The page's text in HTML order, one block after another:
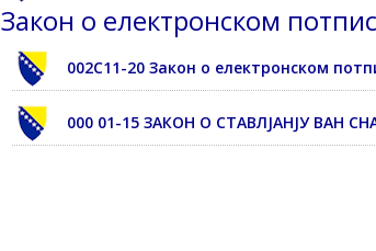
Закон о електронском
002С11-20 Закон о електронском
000 01-15 ЗАКОН О СТАВЛЈАНЈУ ВАН